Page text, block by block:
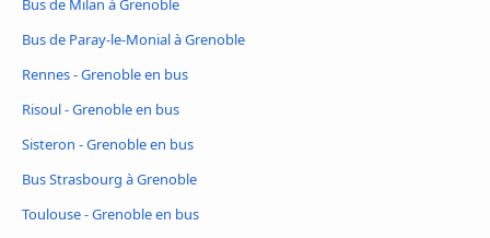
Bus de Milan à Grenoble
Bus de Paray-le-Monial à Grenoble
Rennes - Grenoble en bus
Risoul - Grenoble en bus
Sisteron - Grenoble en bus
Bus Strasbourg à Grenoble
Toulouse - Grenoble en bus